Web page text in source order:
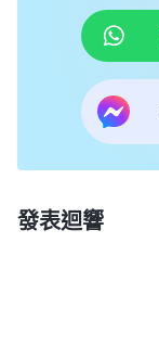
發表迴響